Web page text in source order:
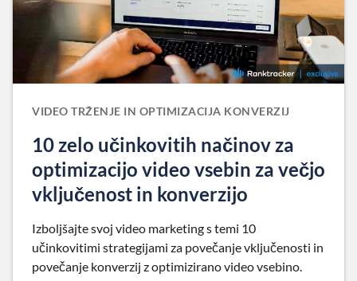
VIDEO TRŽENJE IN OPTIMIZACIJA KONVERZIJ
10 zelo učinkovitih načinov za
optimizacijo video vsebin za večjo
vključenost in konverzijo
Izboljšajte svoj video marketing s temi 10
učinkovitimi strategijami za povečanje vključenosti in
povečanje konverzij z optimizirano video vsebino.